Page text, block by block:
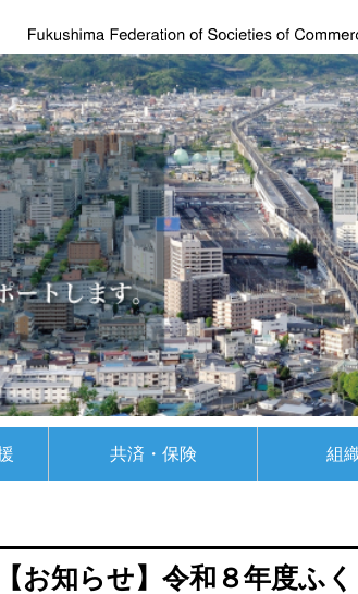
共済・保険 組
【お知らせ】令和８年度ふ